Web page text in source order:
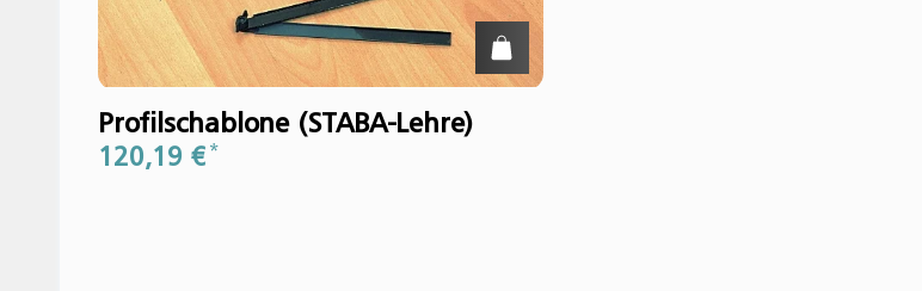
Profilschablone (STABA-Lehre)
120,19 €*